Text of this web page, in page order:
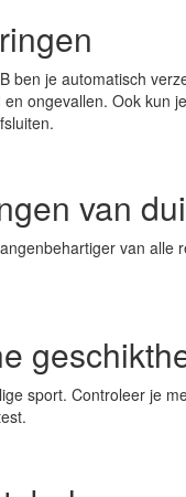
ben je automatisch
ongevallen. Ook kun
van
van alle
sport. Controleer je